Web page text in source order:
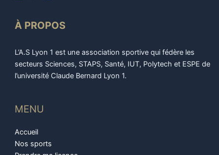
À PROPOS
L’A.S Lyon 1 est une association sportive qui fédère les
secteurs Sciences, STAPS, Santé, IUT, Polytech et ESPE de
l’université Claude Bernard Lyon 1.
MENU
Accueil
Nos sports